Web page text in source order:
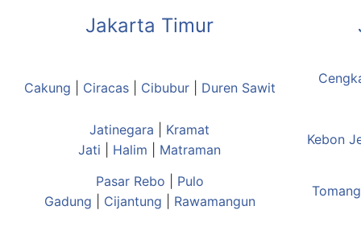
Jakarta Timur
Cakung Ciracas| Cibubur| Duren Sawit
Jatinegara
Kramat
Jati
Halim Matraman
Kebon
Pasar Rebo
Pulo
Gadung
Cijantung Rawamangun
Tomang